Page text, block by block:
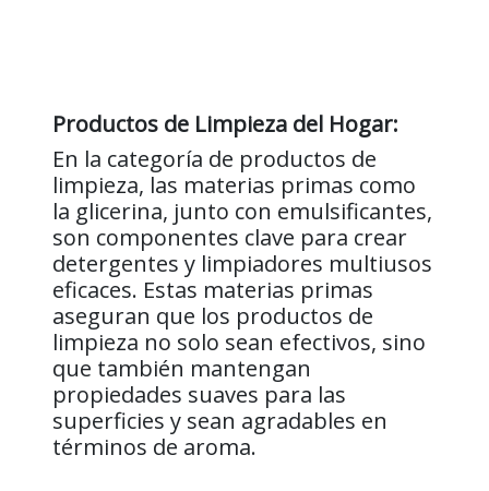
Productos de Limpieza del Hogar:
En la categoría de productos de
limpieza, las materias primas como
la glicerina, junto con emulsificantes,
son componentes clave para crear
detergentes y limpiadores multiusos
eficaces. Estas materias primas
aseguran que los productos de
limpieza no solo sean efectivos, sino
que también mantengan
propiedades suaves para las
superficies y sean agradables en
términos de aroma.